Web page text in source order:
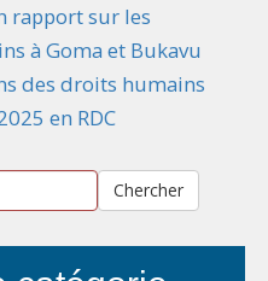
rapport sur les
à Goma et Bukavu
des droits humains
en RDC
Chercher